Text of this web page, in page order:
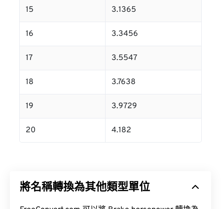
15 3.1365
16 3.3456
17 3.5547
18 3.7638
19 3.9729
20 4.182
將名稱轉換為其他類型單位